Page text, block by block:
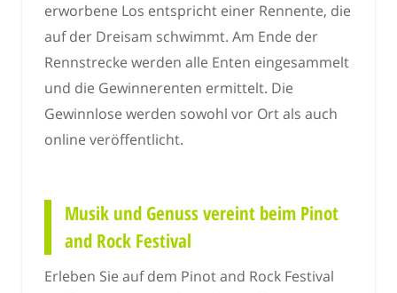
erworbene Los entspricht einer Rennente, die
auf der Dreisam schwimmt. Am Ende der
Rennstrecke werden alle Enten eingesammelt
und die Gewinnerenten ermittelt. Die
Gewinnlose werden sowohl vor Ort als auch
online veröffentlicht.
Musik und Genuss vereint beim Pinot
and Rock Festival
Erleben Sie auf dem Pinot and Rock Festival